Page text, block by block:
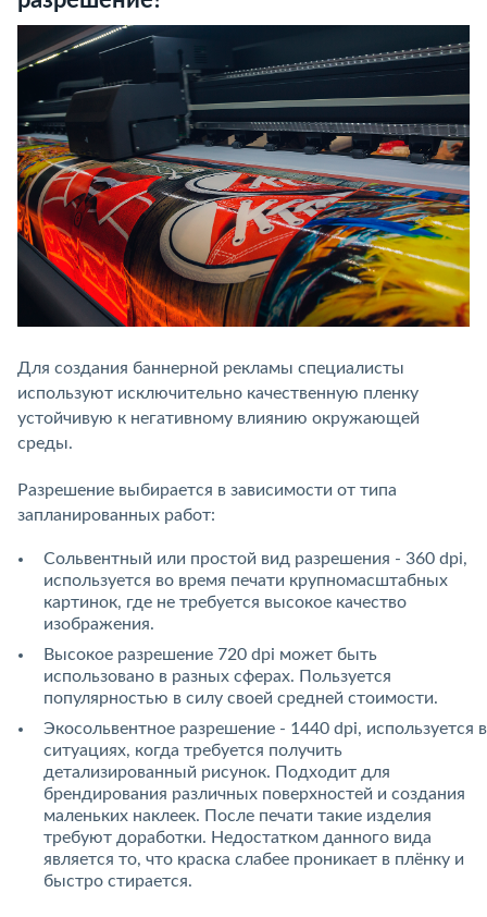
Для создания баннерной рекламы специалисты
используют исключительно качественную пленку
устойчивую к негативному влиянию окружающей
среды.
Разрешение выбирается в зависимости от типа
запланированных работ:
Сольвентный или простой вид разрешения - 360 dpi,
используется во время печати крупномасштабных
картинок, где не требуется высокое качество
изображения.
Высокое разрешение 720 dpi может быть
использовано в разных сферах. Пользуется
популярностью в силу своей средней стоимости.
Экосольвентное разрешение - 1440 dpi, используется в
ситуациях, когда требуется получить
детализированный рисунок. Подходит для
брендирования различных поверхностей и создания
маленьких наклеек. После печати такие изделия
требуют доработки. Недостатком данного вида
является то, что краска слабее проникает в плёнку и
быстро стирается.